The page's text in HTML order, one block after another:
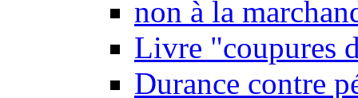
non à la
Livre "coupures
Durance contre